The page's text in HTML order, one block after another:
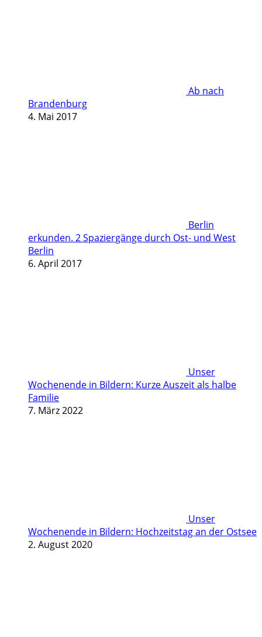
Ab nach
Brandenburg
4. Mai 2017
Berlin
erkunden. 2 Spaziergänge durch Ost- und West
Berlin
6. April 2017
Unser
Wochenende in Bildern: Kurze Auszeit als halbe
Familie
7. März 2022
Unser
Wochenende in Bildern: Hochzeitstag an der Ostsee
2. August 2020